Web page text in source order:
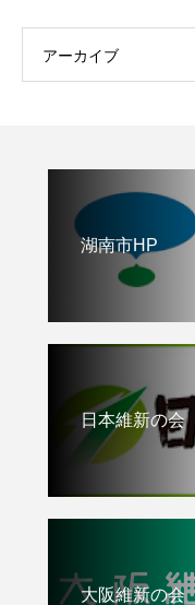
アーカイブ
湖南市HP
日本維新の会
大阪維新の会